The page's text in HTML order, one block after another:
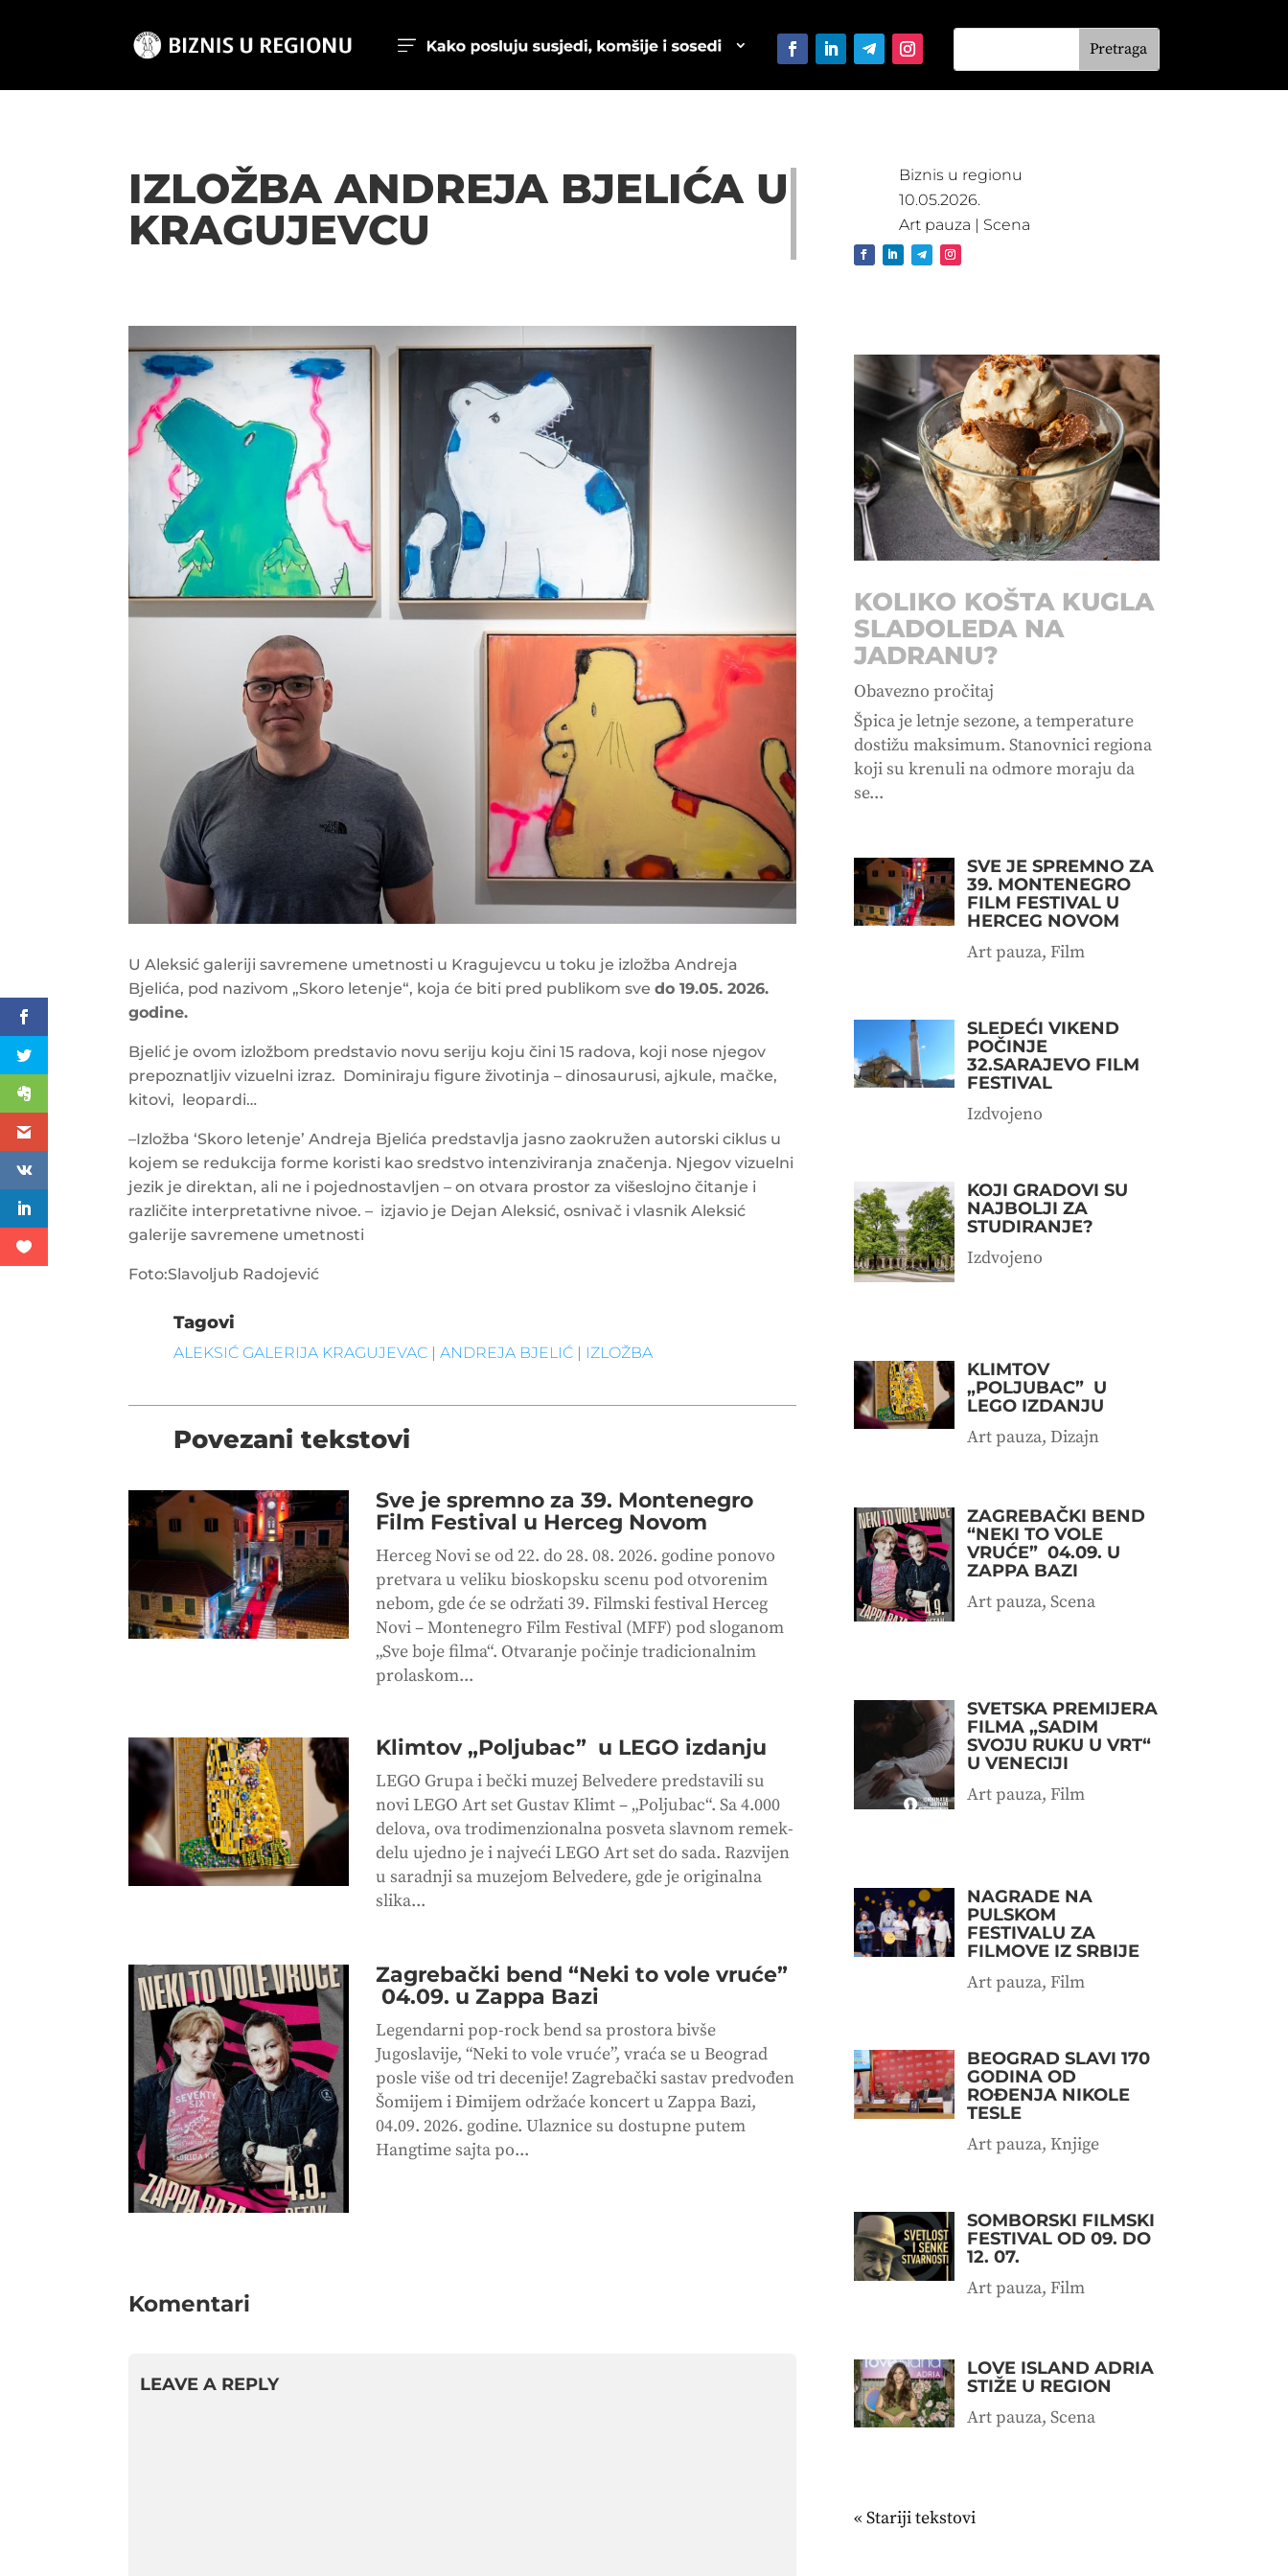
IZLOŽBA ANDREJA BJELIĆA U
KRAGUJEVCU
Biznis u regionu
10.05.2026.
Art pauza | Scena
U Aleksić galeriji savremene umetnosti u Kragujevcu u toku je izložba Andreja
Bjelića, pod nazivom „Skoro letenje“, koja će biti pred publikom svedo 19.05. 2026.
godine.
Bjelić je ovom izložbom predstavio novu seriju koju čini 15 radova, koji nose njegov
prepoznatljiv vizuelni izraz. Dominiraju figure životinja – dinosaurusi, ajkule, mačke,
kitovi, leopardi…
–Izložba ‘Skoro letenje’ Andreja Bjelića predstavlja jasno zaokružen autorski ciklus u
kojem se redukcija forme koristi kao sredstvo intenziviranja značenja. Njegov vizuelni
jezik je direktan, ali ne i pojednostavljen – on otvara prostor za višeslojno čitanje i
različite interpretativne nivoe. – izjavio je Dejan Aleksić, osnivač i vlasnik Aleksić
galerije savremene umetnosti
Foto:Slavoljub Radojević
Tagovi
ALEKSIĆ GALERIJA KRAGUJEVAC |ANDREJA BJELIĆ IZLOŽBA
Povezani tekstovi
Sve je spremno za 39. Montenegro
Film Festival u Herceg Novom
Herceg Novi se od 22. do 28. 08. 2026. godine ponovo
pretvara u veliku bioskopsku scenu pod otvorenim
nebom, gde će se održati 39. Filmski festival Herceg
Novi – Montenegro Film Festival (MFF) pod sloganom
„Sve boje filma“. Otvaranje počinje tradicionalnim
prolaskom...
Klimtov „Poljubac” u LEGO izdanju
LEGO Grupa i bečki muzej Belvedere predstavili su
novi LEGO Art set Gustav Klimt – „Poljubac“. Sa 4.000
delova, ova trodimenzionalna posveta slavnom remek-
delu ujedno je i najveći LEGO Art set do sada. Razvijen
u saradnji sa muzejom Belvedere, gde je originalna
slika...
Zagrebački bend “Neki to vole vruće”
04.09. u Zappa Bazi
Legendarni pop-rock bend sa prostora bivše
Jugoslavije, “Neki to vole vruće”, vraća se u Beograd
posle više od tri decenije! Zagrebački sastav predvođen
Šomijem i Đimijem održaće koncert u Zappa Bazi,
04.09. 2026. godine. Ulaznice su dostupne putem
Hangtime sajta po...
Komentari
LEAVE A REPLY
KOLIKO KOŠTA KUGLA
SLADOLEDA NA
JADRANU?
Obavezno pročitaj
Špica je letnje sezone, a temperature
dostižu maksimum. Stanovnici regiona
koji su krenuli na odmore moraju da
se...
SVE JE SPREMNO ZA
39. MONTENEGRO
FILM FESTIVAL U
HERCEG NOVOM
Art pauza, Film
SLEDEĆI VIKEND
POČINJE
32.SARAJEVO FILM
FESTIVAL
Izdvojeno
KOJI GRADOVI SU
NAJBOLJI ZA
STUDIRANJE?
Izdvojeno
KLIMTOV
„POLJUBAC” U
LEGO IZDANJU
Art pauza, Dizajn
ZAGREBAČKI BEND
“NEKI TO VOLE
VRUĆE” 04.09. U
ZAPPA BAZI
Art pauza, Scena
SVETSKA PREMIJERA
FILMA „SADIM
SVOJU RUKU U VRT“
U VENECIJI
Art pauza, Film
NAGRADE NA
PULSKOM
FESTIVALU ZA
FILMOVE IZ SRBIJE
Art pauza, Film
BEOGRAD SLAVI 170
GODINA OD
ROĐENJA NIKOLE
TESLE
Art pauza, Knjige
SOMBORSKI FILMSKI
FESTIVAL OD 09. DO
12. 07.
Art pauza, Film
LOVE ISLAND ADRIA
STIŽE U REGION
Art pauza, Scena
« Stariji unosi